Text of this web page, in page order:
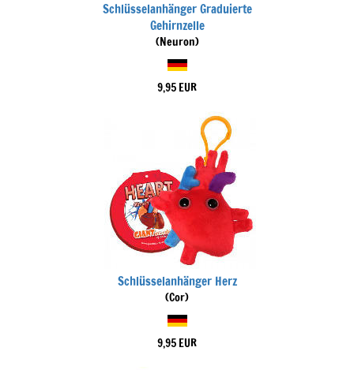
Schlüsselanhänger Graduierte
Gehirnzelle
(Neuron)
9,95 EUR
Schlüsselanhänger Herz
(Cor)
9,95 EUR